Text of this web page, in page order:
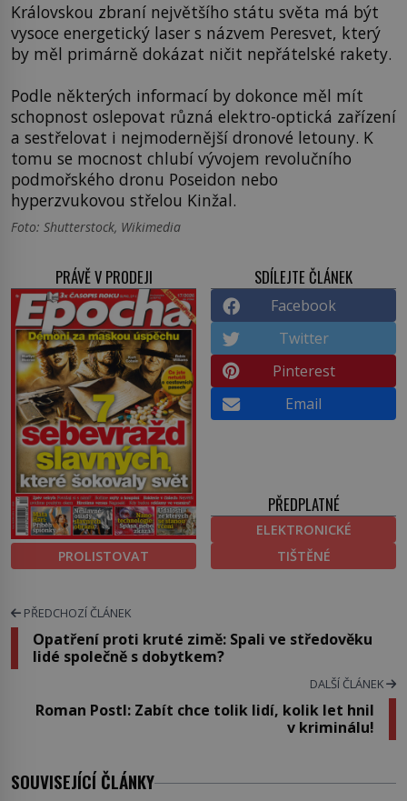
Královskou zbraní největšího státu světa má být
vysoce energetický laser s názvem Peresvet, který
by měl primárně dokázat ničit nepřátelské rakety.
Podle některých informací by dokonce měl mít
schopnost oslepovat různá elektro-optická zařízení
a sestřelovat i nejmodernější dronové letouny. K
tomu se mocnost chlubí vývojem revolučního
podmořského dronu Poseidon nebo
hyperzvukovou střelou Kinžal.
Foto: Shutterstock, Wikimedia
PRÁVĚ V PRODEJI
PROLISTOVAT
SDÍLEJTE ČLÁNEK
Facebook
Twitter
Pinterest
Email
PŘEDPLATNÉ
ELEKTRONICKÉ
TIŠTĚNÉ
PŘEDCHOZÍ ČLÁNEK
Opatření proti kruté zimě: Spali ve středověku
lidé společně s dobytkem?
DALŠÍ ČLÁNEK
Roman Postl: Zabít chce tolik lidí, kolik let hnil
v kriminálu!
SOUVISEJÍCÍ ČLÁNKY